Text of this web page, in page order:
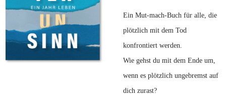
Ein Mut-mach-Buch für alle, die
plötzlich mit dem Tod
konfrontiert werden.
Wie gehst du mit dem Ende um,
wenn es plötzlich ungebremst auf
dich zurast?